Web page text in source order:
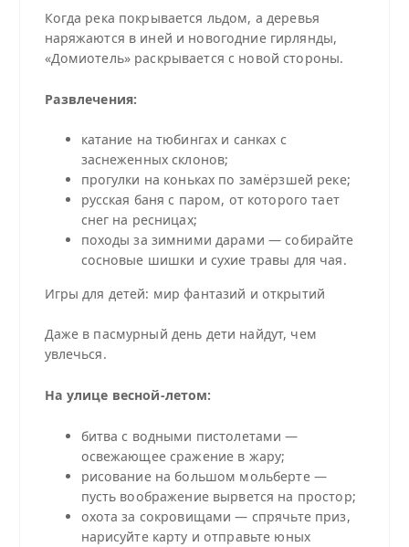
Когда река покрывается льдом, а деревья
наряжаются в иней и новогодние гирлянды,
«Домиотель» раскрывается с новой стороны.
Развлечения:
катание на тюбингах и санках с
заснеженных склонов;
прогулки на коньках по замёрзшей реке;
русская баня с паром, от которого тает
снег на ресницах;
походы за зимними дарами — собирайте
сосновые шишки и сухие травы для чая.
Игры для детей: мир фантазий и открытий
Даже в пасмурный день дети найдут, чем
увлечься.
На улице весной-летом:
битва с водными пистолетами —
освежающее сражение в жару;
рисование на большом мольберте —
пусть воображение вырвется на простор;
охота за сокровищами — спрячьте приз,
нарисуйте карту и отправьте юных